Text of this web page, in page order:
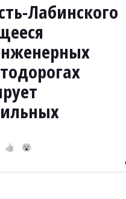
Лабинского
👍 😮